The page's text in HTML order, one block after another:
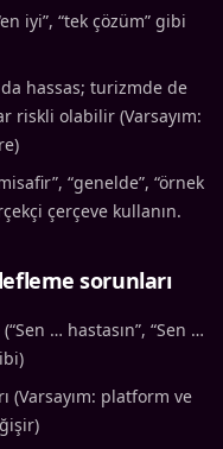
iyi”, “tek çözüm” gibi
hassas; turizmde de
riskli olabilir (Varsayım:
“genelde”, “örnek
çerçeve kullanın.
sorunları
… hastasın”, “Sen …
(Varsayım: platform ve